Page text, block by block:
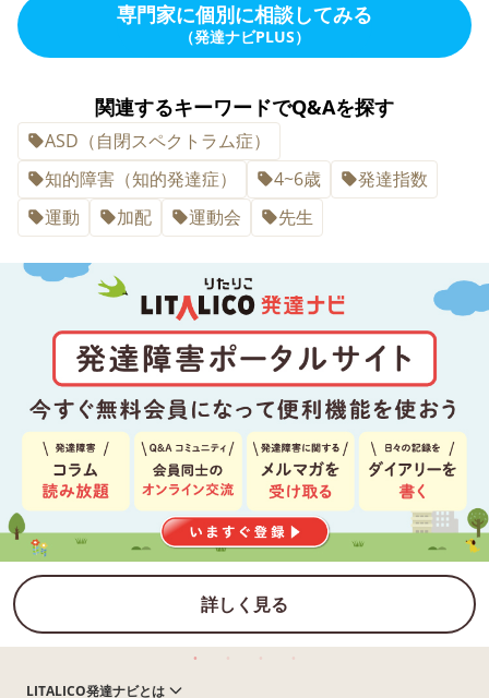
専門家に個別に相談してみる
（発達ナビPLUS）
関連するキーワードでQ&Aを探す
ASD（自閉スペクトラム症）
知的障害（知的発達症）
4~6歳
発達指数
運動
加配 運動会 先生
詳しく見る
LITALICO発達ナビとは